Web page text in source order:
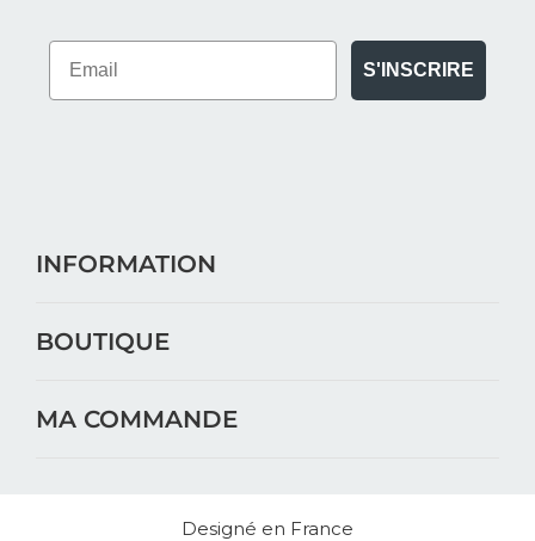
S'INSCRIRE
INFORMATION
BOUTIQUE
MA COMMANDE
Designé en France